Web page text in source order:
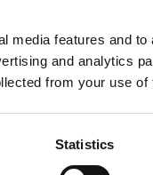
media features and
and analytics
from your use
Statistics
Formia samlegreb i
DKK 143,00